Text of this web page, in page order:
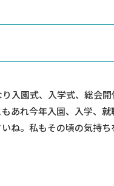
入園式、入学式、総会
もあれ今年入園、入学、
ね。私もその頃の気持